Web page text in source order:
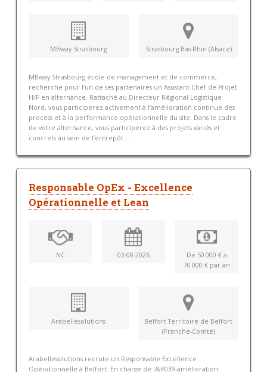
MBway Strasbourg Strasbourg Bas-Rhin (Alsace)
MBway Strasbourg école de management et de commerce,
recherche pour l’un de ses partenaires un Assistant Chef de Projet
H/F en alternance. Rattaché au Directeur Régional Logistique
Nord, vous participerez activement à l’amélioration continue des
process et à la performance opérationnelle du site. Dans le cadre
de votre alternance, vous participerez à des projets variés et
concrets au sein de l’entrepôt....
Responsable OpEx - Excellence
Opérationnelle et Lean
NC 03-08-2026
De 50 000 € à
70 000 € par an
Arabellesolutions
Belfort Territoire de Belfort
(Franche-Comté)
Arabellesolutions recrute un Responsable Excellence
Opérationnelle à Belfort. En charge de l&#039;amélioration